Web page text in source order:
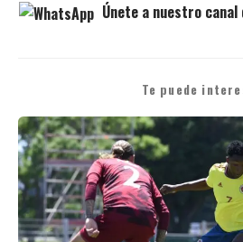
Únete a nuestro
Te puede